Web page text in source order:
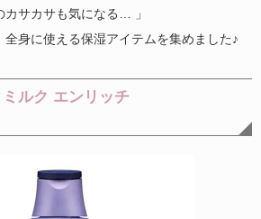
カサカサも気になる…
」
身に使える保湿アイテムを集めました♪
ルク エンリッチ